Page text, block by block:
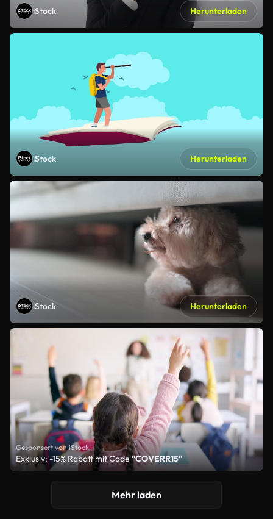
iStock Herunterladen
iStock Herunterladen
iStock Herunterladen
Gesponsert von iStock
Exklusiv: -15% Rabatt mit Code"COVERR15"
Mehr laden